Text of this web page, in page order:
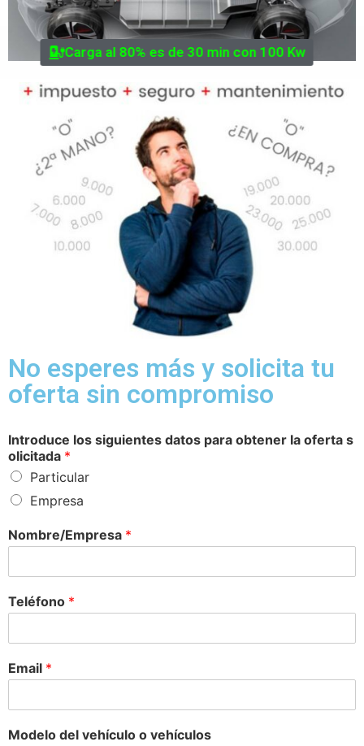
Carga al 80% es de 30 min con 100 Kw
No esperes más y solicita tu
oferta sin compromiso
Introduce los siguientes datos para obtener la oferta s
olicitada *
Particular
Empresa
Nombre/Empresa *
Teléfono *
Email *
Modelo del vehículo o vehículos